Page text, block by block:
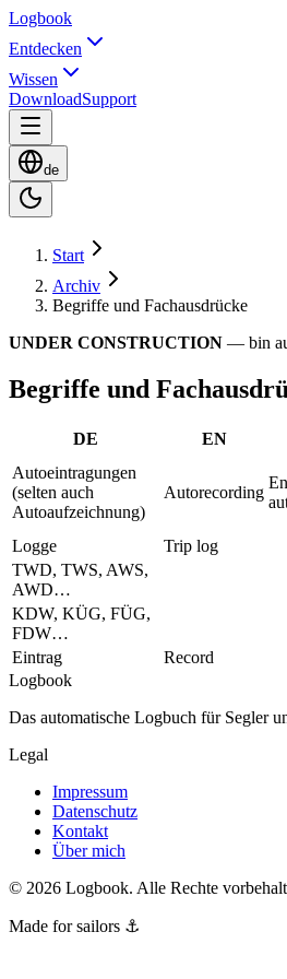
Logbook
Entdecken
Wissen
DownloadSupport
de
Start
Archiv
Begriffe und Fachausdrücke
UNDER CONSTRUCTION — bin
Begriffe und
DE EN
Autoeintragungen
(selten auch
Autoaufzeichnung)
Autorecording
Logge
Trip log
TWD, TWS, AWS,
AWD…
KDW, KÜG, FÜG,
FDW…
Eintrag
Record
Logbook
Das automatische Logbuch für Segler
Legal
Impressum
Datenschutz
Kontakt
Über mich
© 2026 Logbook. Alle Rechte
Made for sailors ⚓